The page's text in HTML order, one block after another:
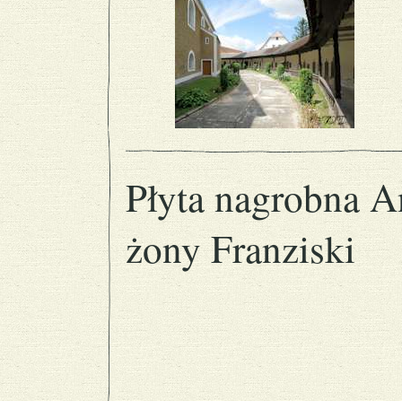
Płyta nagrobna
żony Franziski